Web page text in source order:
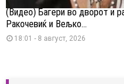
(Видео) Багери во дворот и
Ракочевиќ и Вељко...
18:01 - 8 август, 2026